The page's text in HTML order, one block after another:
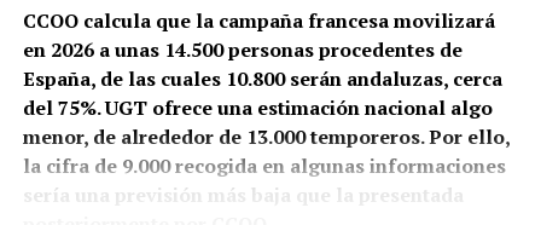
CCOO calcula que la campaña francesa movilizará
en 2026 a unas 14.500 personas procedentes de
España, de las cuales 10.800 serán andaluzas, cerca
del 75%. UGT ofrece una estimación nacional algo
menor, de alrededor de 13.000 temporeros. Por ello,
la cifra de 9.000 recogida en algunas informaciones
sería una previsión más baja que la presentada